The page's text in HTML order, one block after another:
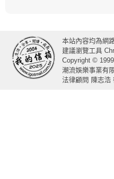
本站內容均為網
建議瀏覽工具
Copyright ©
潮流娛樂事業有
法律顧問 陳志浩